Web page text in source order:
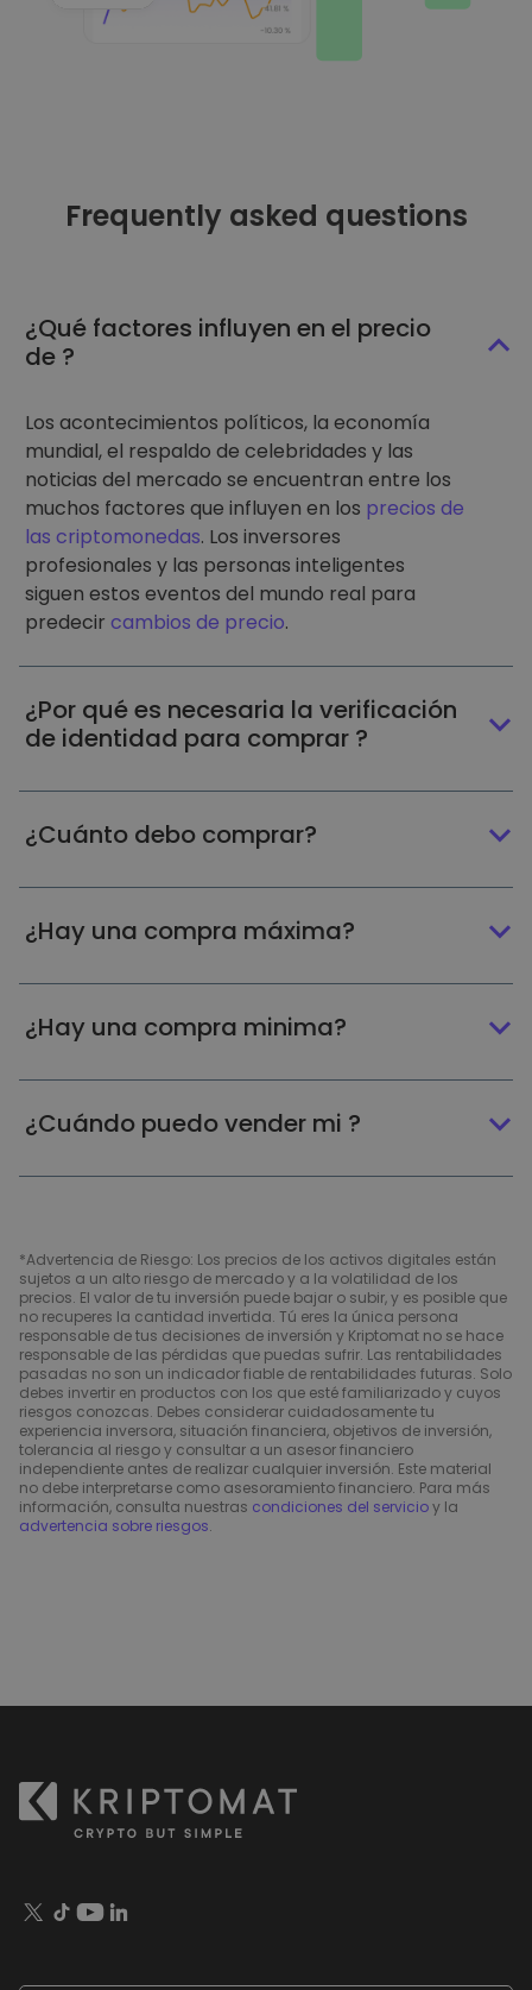
Frequently asked questions
¿Qué factores influyen en el precio
de ?
Los acontecimientos políticos, la economía
mundial, el respaldo de celebridades y las
noticias del mercado se encuentran entre los
muchos factores que influyen en los precios de
las criptomonedas. Los inversores
profesionales y las personas inteligentes
siguen estos eventos del mundo real para
predecir cambios de precio.
¿Por qué es necesaria la verificación
de identidad para comprar ?
¿Cuánto debo comprar?
¿Hay una compra máxima?
¿Hay una compra minima?
¿Cuándo puedo vender mi ?
*Advertencia de Riesgo: Los precios de los activos digitales están
sujetos a un alto riesgo de mercado y a la volatilidad de los
precios. El valor de tu inversión puede bajar o subir, y es posible que
no recuperes la cantidad invertida. Tú eres la única persona
responsable de tus decisiones de inversión y Kriptomat no se hace
responsable de las pérdidas que puedas sufrir. Las rentabilidades
pasadas no son un indicador fiable de rentabilidades futuras. Solo
debes invertir en productos con los que esté familiarizado y cuyos
riesgos conozcas. Debes considerar cuidadosamente tu
experiencia inversora, situación financiera, objetivos de inversión,
tolerancia al riesgo y consultar a un asesor financiero
independiente antes de realizar cualquier inversión. Este material
no debe interpretarse como asesoramiento financiero. Para más
información, consulta nuestras condiciones del servicioy la
advertencia sobre riesgos.